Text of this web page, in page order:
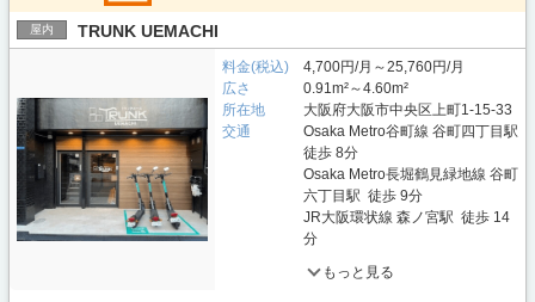
屋内 TRUNK UEMACHI
料金(税込)
4,700円/月～25,760円/月
広さ
0.91m²～4.60m²
所在地
大阪府大阪市中央区上町1-15-33
交通
Osaka Metro谷町線 谷町四丁目駅
徒歩 8分
Osaka Metro長堀鶴見緑地線 谷町
六丁目駅 徒歩 9分
JR大阪環状線 森ノ宮駅 徒歩 14
分
もっと見る